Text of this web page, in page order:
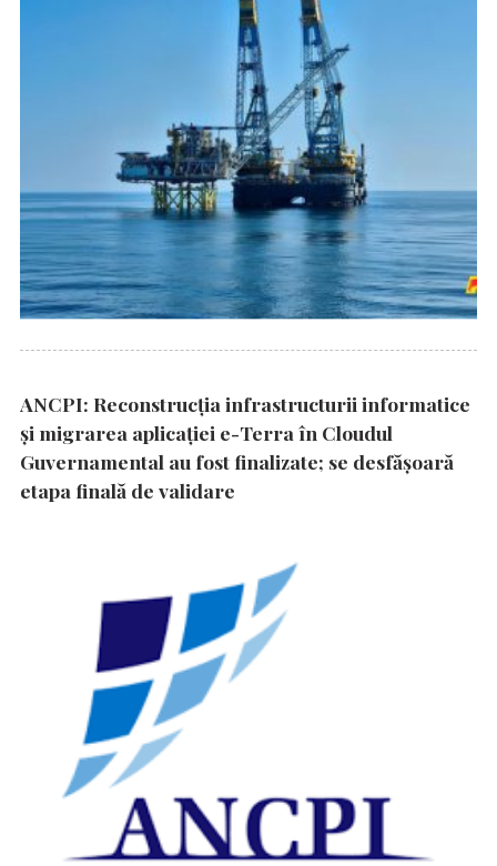
ANCPI: Reconstrucția infrastructurii informatice
și migrarea aplicației e-Terra în Cloudul
Guvernamental au fost finalizate; se desfășoară
etapa finală de validare